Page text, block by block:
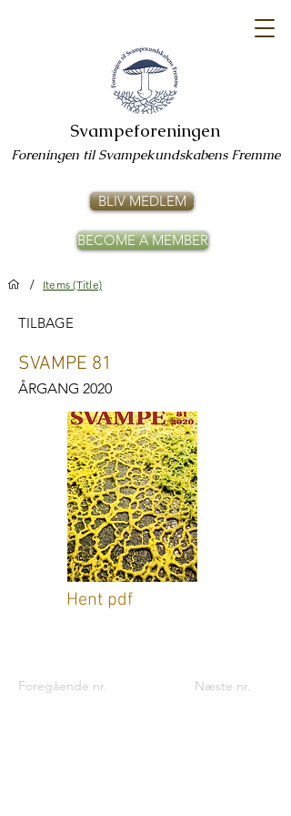
Svampeforeningen
Foreningen til Svampekundskabens Fremme
BLIV MEDLEM
/ Items (Title)
BECOME A MEMBER
TILBAGE
SVAMPE 81
ÅRGANG 2020
Hent pdf
Foregående nr. Næste nr.